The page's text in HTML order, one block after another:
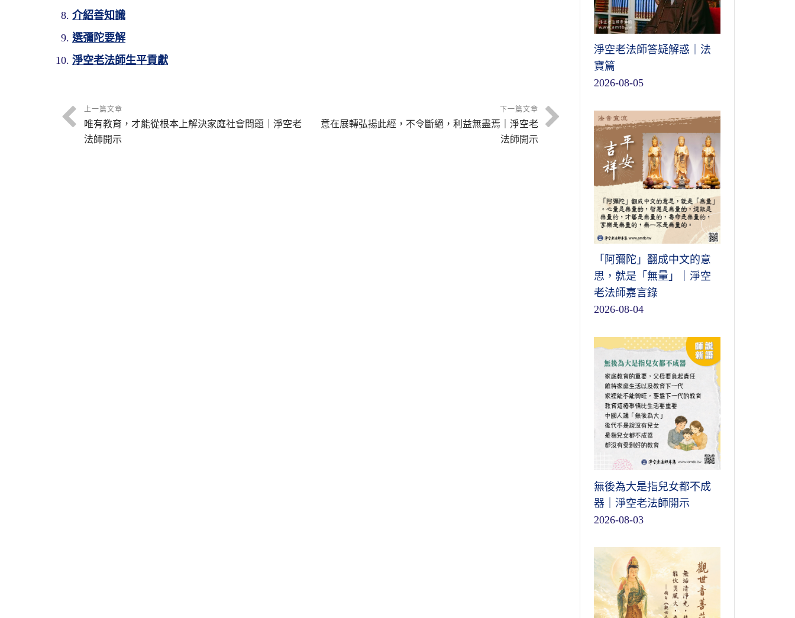
介紹善知識
選彌陀要解
淨空老法師生平貢獻
上一篇文章
唯有教育，才能從根本上解決家庭社會問題｜淨空老
法師開示
下一篇文章
意在展轉弘揚此經，不令斷絕，利益無盡焉｜淨空老
法師開示
淨空老法師答疑解惑｜法
寶篇
2026-08-05
「阿彌陀」翻成中文的意
思，就是「無量」｜淨空
老法師嘉言錄
2026-08-04
無後為大是指兒女都不成
器｜淨空老法師開示
2026-08-03